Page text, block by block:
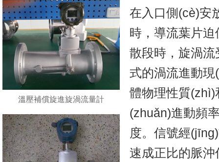
溫壓補償旋進旋渦流量計
在入口側(cè)安
時，導流葉
散段時，旋渦
式的渦流進動現
體物理性質(zhì)
(zhuǎn)進動頻
度。信號經
速成正比的脈沖